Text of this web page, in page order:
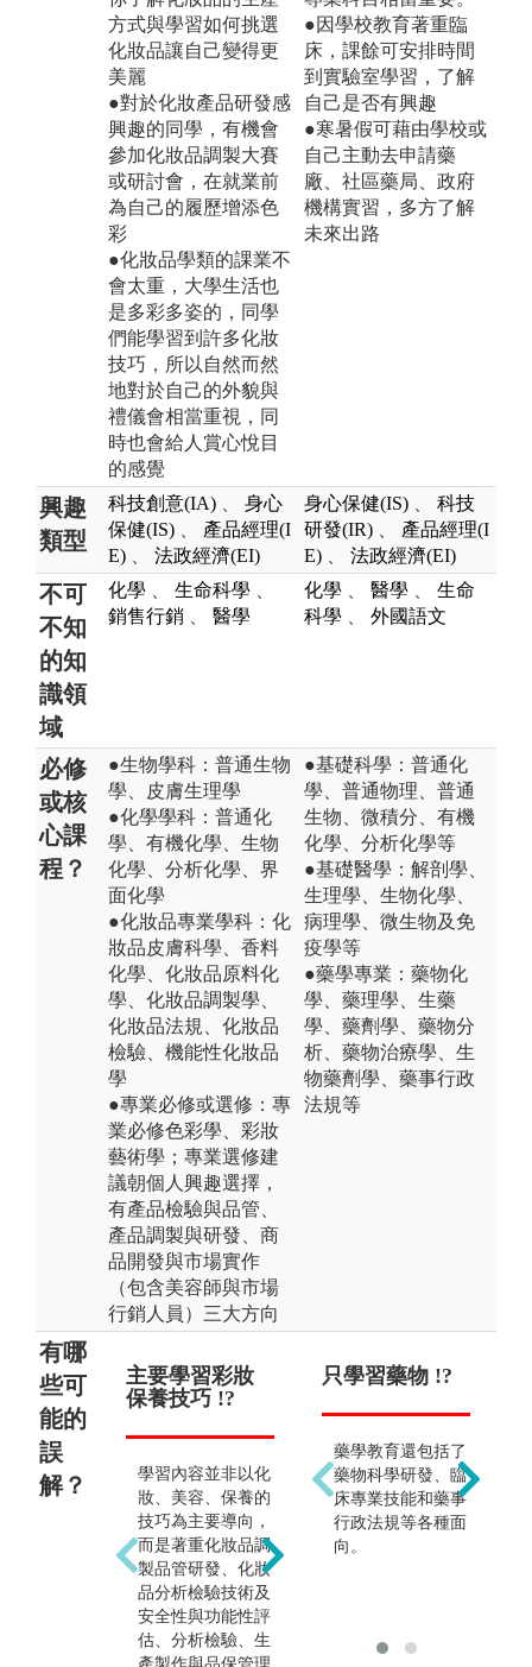
方式與學習如何挑選
化妝品讓自己變得更
美麗
●對於化妝產品研發感
興趣的同學，有機會
參加化妝品調製大賽
或研討會，在就業前
為自己的履歷增添色
彩
●化妝品學類的課業不
會太重，大學生活也
是多彩多姿的，同學
們能學習到許多化妝
技巧，所以自然而然
地對於自己的外貌與
禮儀會相當重視，同
時也會給人賞心悅目
的感覺
●因學校教育著重臨
床，課餘可安排時間
到實驗室學習，了解
自己是否有興趣
●寒暑假可藉由學校或
自己主動去申請藥
廠、社區藥局、政府
機構實習，多方了解
未來出路
興趣
類型
科技創意(IA)
身心
保健(IS)
產品經理(I
E)
法政經濟(EI)
身心保健(IS)
科技
研發(IR)
產品經理(I
E)
法政經濟(EI)
不可
不知
的知
識領
域
化學 生命科學
銷售行銷
醫學
化學 醫學
生命
科學
外國語文
必修
或核
心課
程？
●生物學科：普通生物
學、皮膚生理學
●化學學科：普通化
學、有機化學、生物
化學、分析化學、界
面化學
●化妝品專業學科：化
妝品皮膚科學、香料
化學、化妝品原料化
學、化妝品調製學、
化妝品法規、化妝品
檢驗、機能性化妝品
學
●專業必修或選修：專
業必修色彩學、彩妝
藝術學；專業選修建
議朝個人興趣選擇，
有產品檢驗與品管、
產品調製與研發、商
品開發與市場實作
（包含美容師與市場
行銷人員）三大方向
●基礎科學：普通化
學、普通物理、普通
生物、微積分、有機
化學、分析化學等
●基礎醫學：解剖學、
生理學、生物化學、
病理學、微生物及免
疫學等
●藥學專業：藥物化
學、藥理學、生藥
學、藥劑學、藥物分
析、藥物治療學、生
物藥劑學、藥事行政
法規等
有哪
些可
能的
誤
解？
主要學習彩妝
保養技巧 !?
學習內容並非以化
妝、美容、保養的
技巧為主要導向，
而是著重化妝品調
製品管研發、化妝
品分析檢驗技術及
安全性與功能性評
估、分析檢驗、生
能馬上進入實
學生對於親手調製
化妝品有一定的嚮
往，但並非入學後
即可馬上進入實驗
理及材料方面之基
只學習藥物 !?
藥學教育還包括了
藥物科學研發、臨
床專業技能和藥事
行政法規等各種面
向。